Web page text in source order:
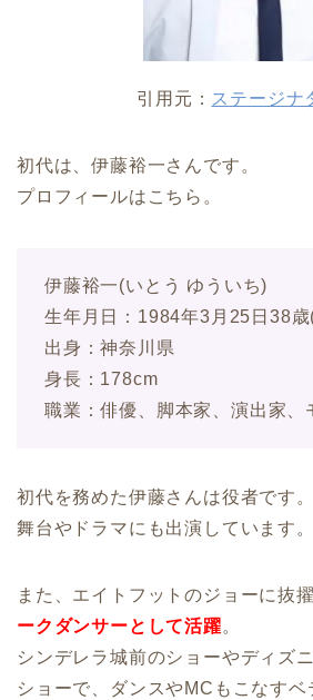
引用元： ステージナ
初代は、伊藤裕一さんです。
プロフィールはこちら。
伊藤裕一(いとう ゆういち)
生年月日：1984年3月25日38
出身：神奈川県
身長：178cm
職業：俳優、脚本家、演出家、
初代を務めた伊藤さんは役者です。
舞台やドラマにも出演しています。
また、エイトフットのジョーに抜
ークダンサーとして活躍。
シンデレラ城前のショーやディズ
ショーで、ダンスやMCもこなすベ